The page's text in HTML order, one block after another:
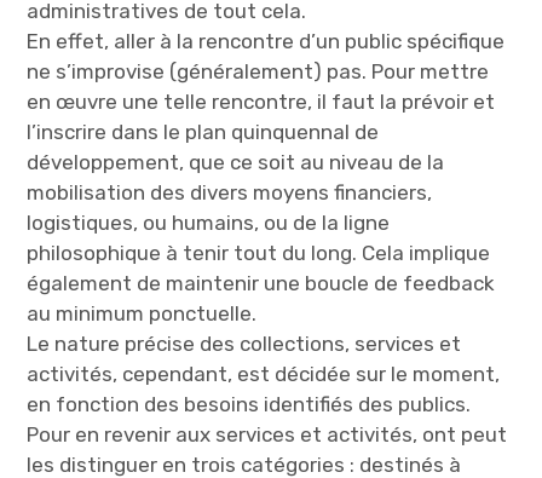
administratives de tout cela.
En effet, aller à la rencontre d’un public spécifique
ne s’improvise (généralement) pas. Pour mettre
en œuvre une telle rencontre, il faut la prévoir et
l’inscrire dans le plan quinquennal de
développement, que ce soit au niveau de la
mobilisation des divers moyens financiers,
logistiques, ou humains, ou de la ligne
philosophique à tenir tout du long. Cela implique
également de maintenir une boucle de feedback
au minimum ponctuelle.
Le nature précise des collections, services et
activités, cependant, est décidée sur le moment,
en fonction des besoins identifiés des publics.
Pour en revenir aux services et activités, ont peut
les distinguer en trois catégories : destinés à